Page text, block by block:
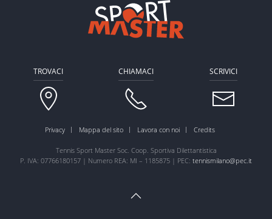
TROVACI CHIAMACI SCRIVICI
Privacy Mappa del sito Lavora con noi Credits
Tennis Sport Master Soc. Coop. Sportiva Dilettantistica
P. IVA: 07766180157 | Numero REA: MI – 1185875 | PEC: tennismilano@pec.it